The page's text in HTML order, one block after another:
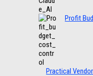
Profit
Practical